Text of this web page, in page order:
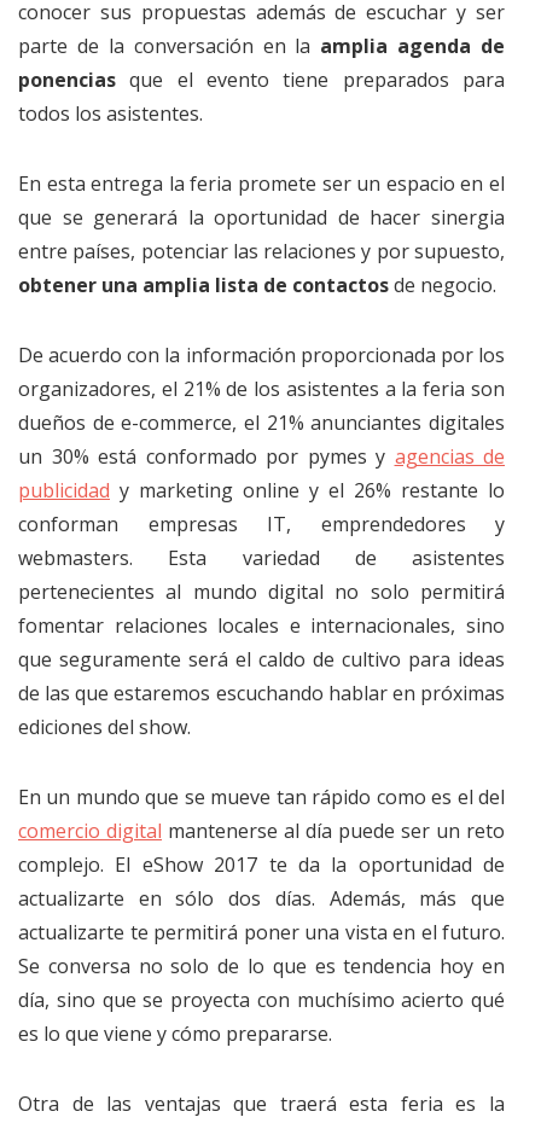
conocer sus propuestas además de escuchar y ser
parte de la conversación en la amplia agenda de
ponencias que el evento tiene preparados para
todos los asistentes.
En esta entrega la feria promete ser un espacio en el
que se generará la oportunidad de hacer sinergia
entre países, potenciar las relaciones y por supuesto,
obtener una amplia lista de contactosde negocio.
De acuerdo con la información proporcionada por los
organizadores, el 21% de los asistentes a la feria son
dueños de e-commerce, el 21% anunciantes digitales
un 30% está conformado por pymes y agencias de
publicidad y marketing online y el 26% restante lo
conforman empresas IT, emprendedores y
webmasters. Esta variedad de asistentes
pertenecientes al mundo digital no solo permitirá
fomentar relaciones locales e internacionales, sino
que seguramente será el caldo de cultivo para ideas
de las que estaremos escuchando hablar en próximas
ediciones del show.
En un mundo que se mueve tan rápido como es el del
comercio digital mantenerse al día puede ser un reto
complejo. El eShow 2017 te da la oportunidad de
actualizarte en sólo dos días. Además, más que
actualizarte te permitirá poner una vista en el futuro.
Se conversa no solo de lo que es tendencia hoy en
día, sino que se proyecta con muchísimo acierto qué
es lo que viene y cómo prepararse.
Otra de las ventajas que traerá esta feria es la